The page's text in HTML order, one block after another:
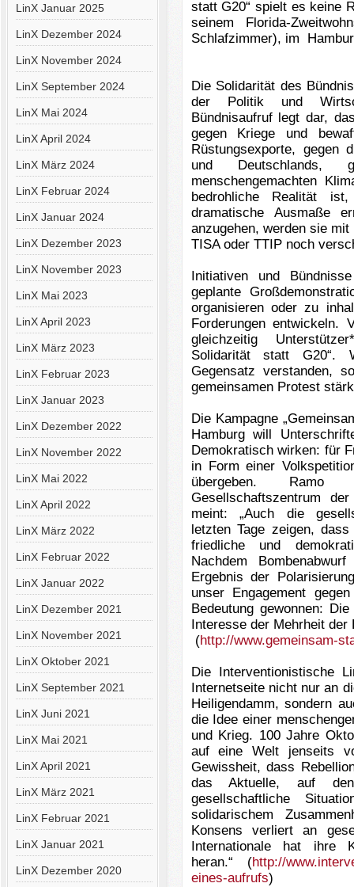
LinX Januar 2025
LinX Dezember 2024
LinX November 2024
LinX September 2024
LinX Mai 2024
LinX April 2024
LinX März 2024
LinX Februar 2024
LinX Januar 2024
LinX Dezember 2023
LinX November 2023
LinX Mai 2023
LinX April 2023
LinX März 2023
LinX Februar 2023
LinX Januar 2023
LinX Dezember 2022
LinX November 2022
LinX Mai 2022
LinX April 2022
LinX März 2022
LinX Februar 2022
LinX Januar 2022
LinX Dezember 2021
LinX November 2021
LinX Oktober 2021
LinX September 2021
LinX Juni 2021
LinX Mai 2021
LinX April 2021
LinX März 2021
LinX Februar 2021
LinX Januar 2021
LinX Dezember 2020
statt G20“ spielt es keine
seinem Florida-
Schlafzimmer), im
Die Solidarität des
der Politik und
Bündnisaufruf legt dar,
gegen Kriege und
Rüstungsexporte, gegen
und Deutschlands,
menschengemachten
bedrohliche Realität
dramatische Ausmaße
anzugehen, werden sie
TISA oder TTIP noch
Initiativen und
geplante
organisieren oder zu
Forderungen entwickeln.
gleichzeitig
Solidarität statt G20“.
Gegensatz verstanden,
gemeinsamen Protest
Die Kampagne
Hamburg will
Demokratisch wirken: für
in Form einer
übergeben.
Ramo
Gesellschaftszentrum
meint: „Auch die
letzten Tage zeigen,
friedliche und
Nachdem
Ergebnis der
unser Engagement
Bedeutung gewonnen:
Interesse der Mehrheit der
(http://www.gemeinsam-
Die Interventionistische
Internetseite nicht nur an
Heiligendamm, sondern
die Idee einer
und Krieg. 100 Jahre
auf eine Welt jenseits
Gewissheit, dass
das Aktuelle, auf
gesellschaftliche
solidarischem
Konsens verliert an
Internationale hat ihre
heran.“ (http://
eines-aufrufs)